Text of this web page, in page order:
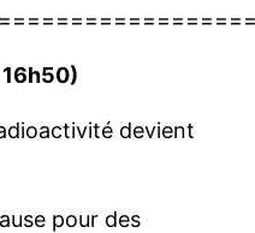
devient
pour des